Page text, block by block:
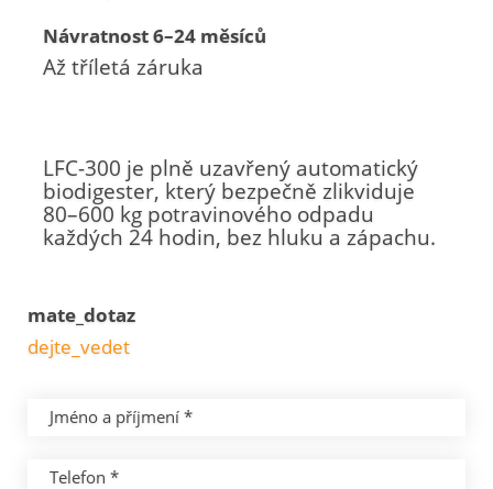
Návratnost 6–24 měsíců
Až tříletá záruka
LFC-300 je plně uzavřený automatický
biodigester, který bezpečně zlikviduje
80–600 kg potravinového odpadu
každých 24 hodin, bez hluku a zápachu.
mate_dotaz
dejte_vedet
Jméno a příjmení *
Telefon *